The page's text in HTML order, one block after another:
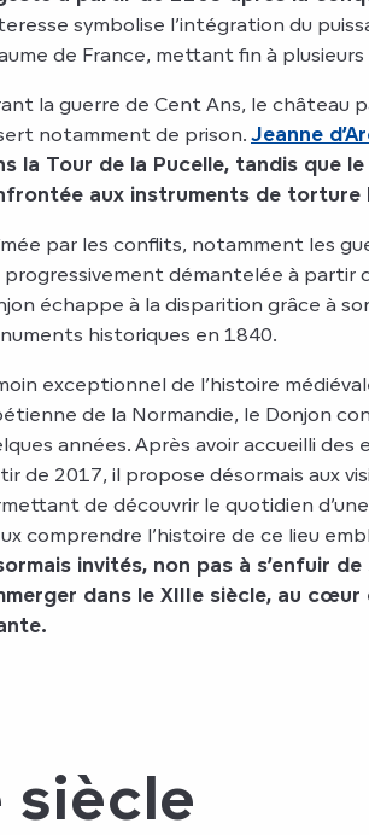
symbolise l’intégration du
de France, mettant fin à plusieurs
la guerre de Cent Ans, le château
notamment de prison. Jeanne
la Tour de la Pucelle, tandis que
aux instruments de torture
par les conflits, notamment les
démantelée à partir
échappe à la disparition grâce à
historiques en 1840.
exceptionnel de l’histoire
de la Normandie, le Donjon
années. Après avoir accueilli des
de 2017, il propose désormais aux
de découvrir le quotidien
comprendre l’histoire de ce lieu
invités, non pas à s’enfuir de
dans le XIIIe siècle, au
siècle